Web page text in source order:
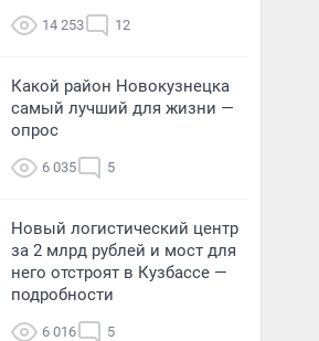
14 253 12
Какой район Новокузнецка
самый лучший для жизни —
опрос
6 035 5
Новый логистический центр
за 2 млрд рублей и мост для
него отстроят в Кузбассе —
подробности
6 016 5